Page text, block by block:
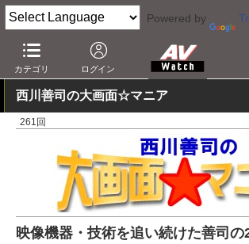
Powered by
カテゴリ ログイン
AV Watch 動向 その他 AV Watch 20周年
西川善司の大画面☆マニア
261回
映像機器・技術を追い続けた善司の